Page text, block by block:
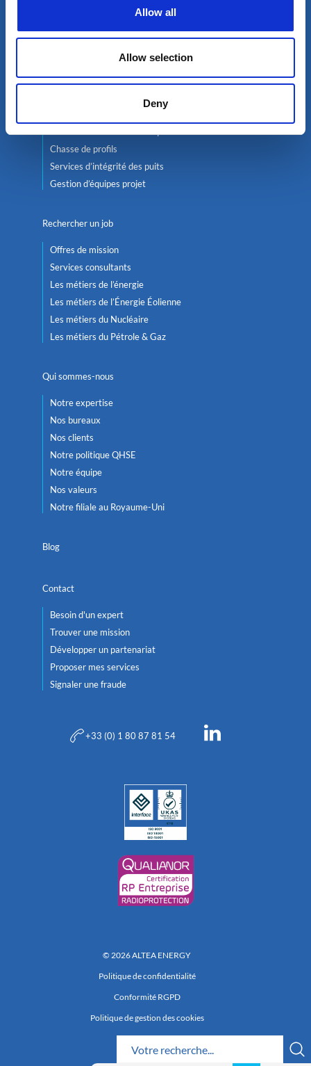
Allow all
Allow selection
Deny
Renouvelables
Services
Chasse de profils
Services d’intégrité des puits
Gestion d’équipes projet
Rechercher un job
Offres de mission
Services consultants
Les métiers de l’énergie
Les métiers de l’Énergie Éolienne
Les métiers du Nucléaire
Les métiers du Pétrole & Gaz
Qui sommes-nous
Notre expertise
Nos bureaux
Nos clients
Notre politique QHSE
Notre équipe
Nos valeurs
Notre filiale au Royaume-Uni
Blog
Contact
Besoin d'un expert
Trouver une mission
Développer un partenariat
Proposer mes services
Signaler une fraude
+33 (0) 1 80 87 81 54
© 2026 ALTEA ENERGY
Politique de confidentialité
Conformité RGPD
Politique de gestion des cookies
Réalisation 222